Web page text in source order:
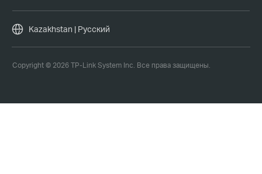
Copyright © 2026 TP-Link System Inc. Все права защищены.
Kazakhstan | Русский